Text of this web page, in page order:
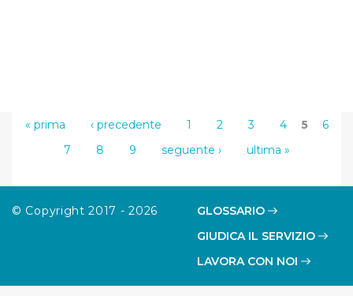
« prima ‹ precedente 1 2 3 4 5
6
7
8 9 seguente › ultima »
© Copyright 2017 - 2026
GLOSSARIO
GIUDICA IL SERVIZIO
LAVORA CON NOI